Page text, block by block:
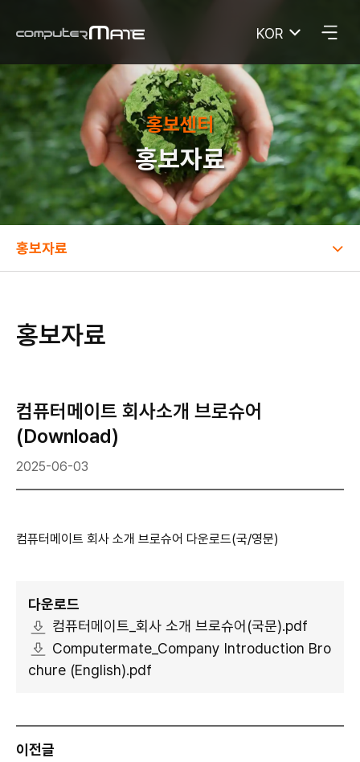
KOR
홍보센터
홍보자료
홍보자료
홍보자료
컴퓨터메이트 회사소개 브로슈어
(Download)
2025-06-03
컴퓨터메이트 회사 소개 브로슈어 다운로드(국/영문)
다운로드
컴퓨터메이트_회사 소개 브로슈어(국문).pdf
Computermate_Company Introduction Bro
chure (English).pdf
이전글